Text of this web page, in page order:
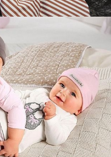
интернет-
на 25%!